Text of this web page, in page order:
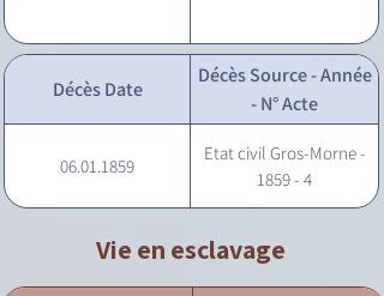
Décès Date
Décès Source - Année
- N° Acte
06.01.1859
Etat civil Gros-Morne -
1859 - 4
Vie en esclavage